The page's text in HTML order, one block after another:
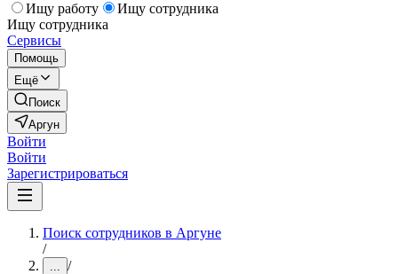
Ищу работу
Ищу сотрудника
Ищу сотрудника
Сервисы
Помощь
Ещё
Поиск
Аргун
Войти
Войти
Зарегистрироваться
Поиск сотрудников в Аргуне
/
... /